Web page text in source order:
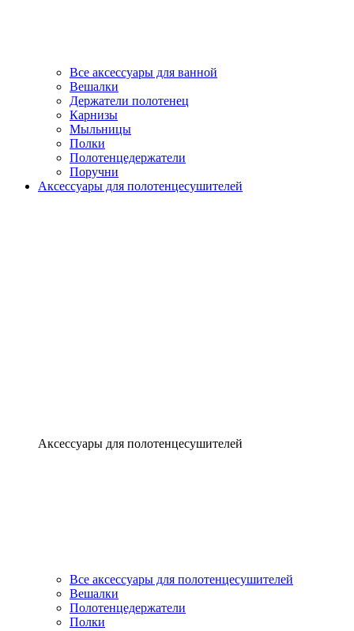
Все аксессуары для ванной
Вешалки
Держатели полотенец
Карнизы
Мыльницы
Полки
Полотенцедержатели
Поручни
Аксессуары для полотенцесушителей
Аксессуары для полотенцесушителей
Все аксессуары для полотенцесушителей
Вешалки
Полотенцедержатели
Полки